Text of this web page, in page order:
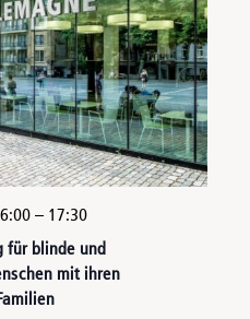
für blinde und
mit ihren
– 17:30